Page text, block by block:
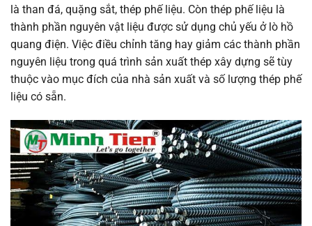
là than đá, quặng sắt, thép phế liệu. Còn thép phế liệu là
thành phần nguyên vật liệu được sử dụng chủ yếu ở lò hồ
quang điện. Việc điều chỉnh tăng hay giảm các thành phần
nguyên liệu trong quá trình sản xuất thép xây dựng sẽ tùy
thuộc vào mục đích của nhà sản xuất và số lượng thép phế
liệu có sẵn.